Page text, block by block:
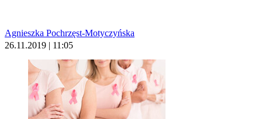
Agnieszka Pochrzęst-Motyczyńska
26.11.2019 | 11:05